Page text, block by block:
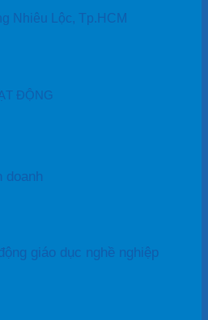
Nhiêu Lộc, Tp.HCM
ĐỘNG
doanh
giáo dục nghề nghiệp